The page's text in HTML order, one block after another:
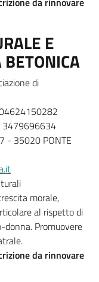
E
di
3479696634
- 35020 PONTE
morale,
al rispetto di
Promuovere
da rinnovare